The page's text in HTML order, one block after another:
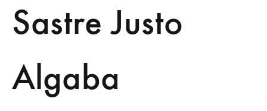
Sastre Justo
Algaba